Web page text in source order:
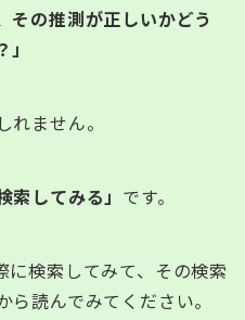
その推測が正しいかどう
ません。
索してみる」 です。
検索してみて、その検索
読んでみてください。